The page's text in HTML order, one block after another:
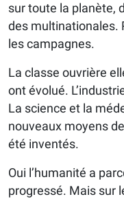
sur toute la planète,
des multinationales.
les campagnes.
La classe ouvrière
ont évolué.
La science et la
nouveaux moyens
été inventés.
Oui l’humanité a
progressé. Mais sur